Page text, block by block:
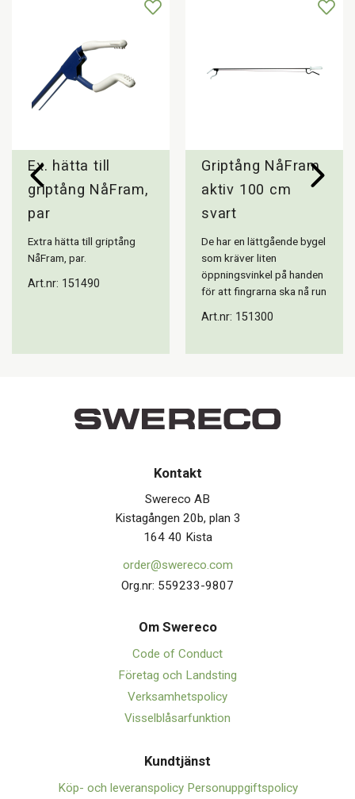
Ex. hätta till
griptång NåFram,
par
Extra hätta till griptång
NåFram, par.
Art.nr: 151490
Griptång NåFram
aktiv 100 cm
svart
De har en lättgående bygel
som kräver liten
öppningsvinkel på handen
för att fingrarna ska nå run
Art.nr: 151300
Kontakt
Swereco AB
Kistagången 20b, plan 3
164 40 Kista
order@swereco.com
Org.nr: 559233-9807
Om Swereco
Code of Conduct
Företag och Landsting
Verksamhetspolicy
Visselblåsarfunktion
Kundtjänst
Köp- och leveranspolicy Personuppgiftspolicy